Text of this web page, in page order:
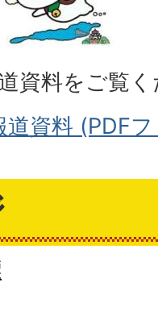
資料をご覧
資料 (PDF